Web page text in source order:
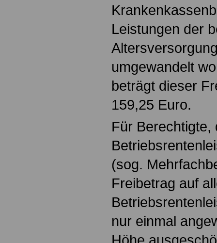
Leistungen der
umgewandelt
beträgt dieser
159,25 Euro.
Für Berechtigte,
(sog.
Freibetrag auf
nur einmal